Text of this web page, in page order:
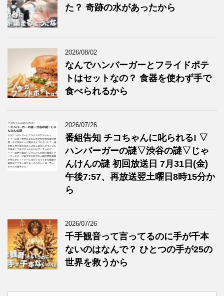
た？ 奇跡の水があったから
2026/08/02
なんでハンバーガーとフライドポテ
トはセットなの？ 食器を使わず手で
食べられるから
2026/07/26
番組告知 チコちゃんに叱られる! ▽
ハンバーガーの謎▽渋谷の謎▽じゃ
んけんの謎 初回放送日 7月31日(金)
午後7:57、再放送翌土曜日8時15分か
ら
2026/07/26
千手観音って言ってるのに手が千本
ないのはなんで？ ひとつの手が25の
世界を救うから